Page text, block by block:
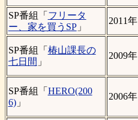
SP番組「 フリータ
ー、家を買うSP」
2011年
SP番組「 椿山課長の
七日間 」
2009年
SP番組「 HERO(200
6)」
2006年